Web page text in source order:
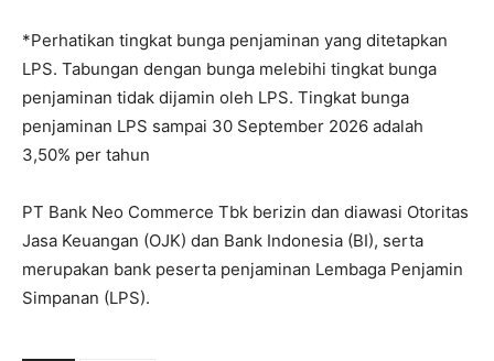
*Perhatikan tingkat bunga penjaminan yang ditetapkan
LPS. Tabungan dengan bunga melebihi tingkat bunga
penjaminan tidak dijamin oleh LPS. Tingkat bunga
penjaminan LPS sampai 30 September 2026 adalah
3,50% per tahun
PT Bank Neo Commerce Tbk berizin dan diawasi Otoritas
Jasa Keuangan (OJK) dan Bank Indonesia (BI), serta
merupakan bank peserta penjaminan Lembaga Penjamin
Simpanan (LPS).